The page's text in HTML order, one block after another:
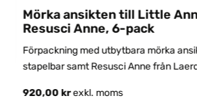
Mörka ansikten till Little
Resusci Anne, 6-pack
Förpackning med utbytbara mörka
stapelbar samt Resusci Anne från
920,00 krexkl. moms